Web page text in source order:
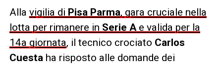
Alla vigilia di Pisa Parma, gara cruciale nella
lotta per rimanere in Serie Ae valida per la
14a giornata, il tecnico crociato Carlos
Cuesta ha risposto alle domande dei